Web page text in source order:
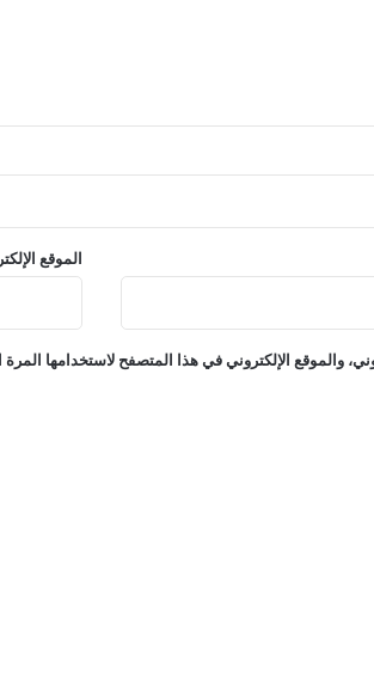
الموقع
والموقع الإلكتروني في هذا المتصفح لاستخدامها المرة